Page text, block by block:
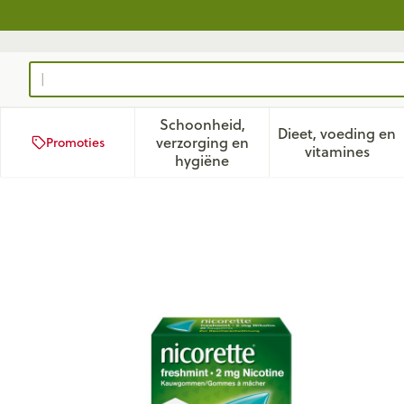
Product, merk, categorie...
Promoties
Schoonheid,
verzorging en
hygiëneToon submenu voor
Dieet, voeding en
vitamines
Toon
Nicorette Freshmint